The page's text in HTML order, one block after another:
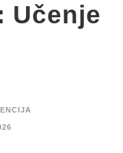
Učenje